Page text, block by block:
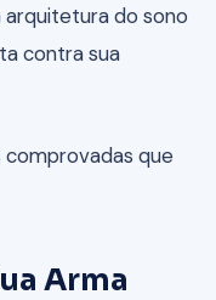
arquitetura do sono
contra sua
que
Arma